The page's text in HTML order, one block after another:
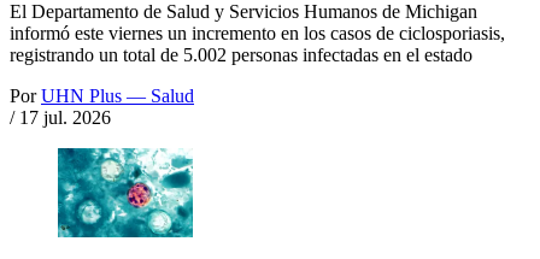
El Departamento de Salud y Servicios Humanos de Michigan
informó este viernes un incremento en los casos de ciclosporiasis,
registrando un total de 5.002 personas infectadas en el estado
Por UHN Plus — Salud
/ 17 jul. 2026